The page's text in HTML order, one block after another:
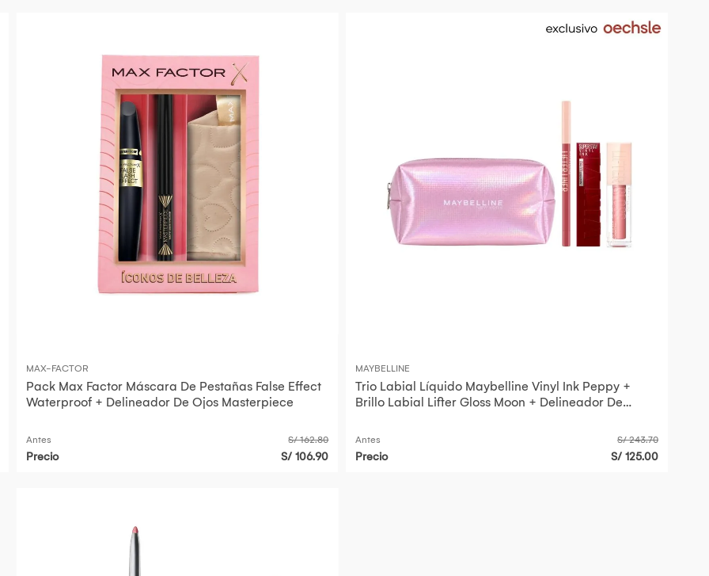
MAX-FACTOR
Pack Max Factor Máscara De Pestañas False Effect
Waterproof + Delineador De Ojos Masterpiece
Antes S/ 162.80
Precio S/ 106.90
MAYBELLINE
Trio Labial Líquido Maybelline Vinyl Ink Peppy +
Brillo Labial Lifter Gloss Moon + Delineador De
Antes S/ 243.70
Precio S/ 125.00